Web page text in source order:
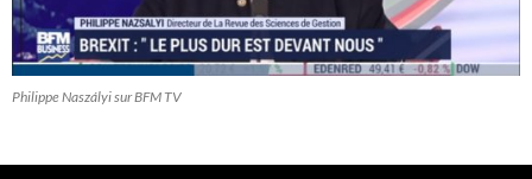
Philippe Naszályi sur BFM TV